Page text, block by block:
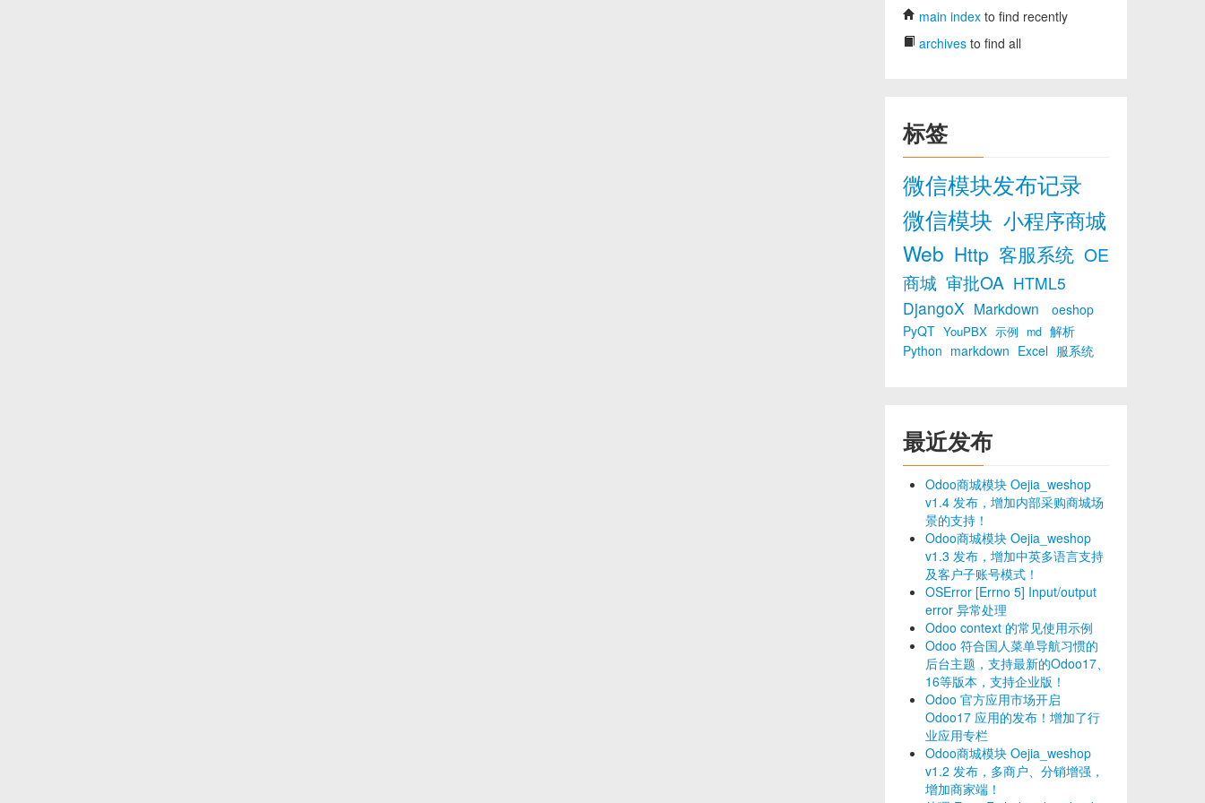
main index to find recently
archives to find all
标签
微信模块发布记录
微信模块 小程序商城
Web Http 客服系统 OE
商城 审批OA HTML5
DjangoX Markdown
oeshop
PyQT YouPBX 示例 md 解析
Python markdown Excel 服系统
最近发布
Odoo商城模块 Oejia_weshop
v1.4 发布，增加内部采购商城场
景的支持！
Odoo商城模块 Oejia_weshop
v1.3 发布，增加中英多语言支持
及客户子账号模式！
OSError [Errno 5] Input/output
error 异常处理
Odoo context 的常见使用示例
Odoo 符合国人菜单导航习惯的
后台主题，支持最新的Odoo17、
16等版本，支持企业版！
Odoo 官方应用市场开启
Odoo17 应用的发布！增加了行
业应用专栏
Odoo商城模块 Oejia_weshop
v1.2 发布，多商户、分销增强，
增加商家端！